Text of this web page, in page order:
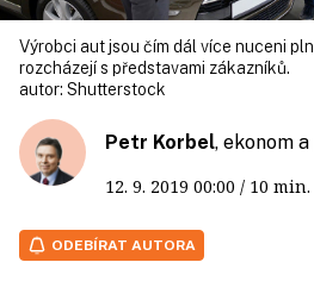
Výrobci aut jsou čím dál více nuceni
rozcházejí s představami zákazníků.
autor: Shutterstock
Petr Korbel, ekonom
12. 9. 2019 00:00 / 10
ODEBÍRAT AUTORA